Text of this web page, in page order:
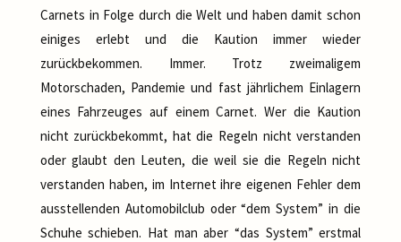
Carnets in Folge durch die Welt und haben damit schon
einiges erlebt und die Kaution immer wieder
zurückbekommen. Immer. Trotz zweimaligem
Motorschaden, Pandemie und fast jährlichem Einlagern
eines Fahrzeuges auf einem Carnet. Wer die Kaution
nicht zurückbekommt, hat die Regeln nicht verstanden
oder glaubt den Leuten, die weil sie die Regeln nicht
verstanden haben, im Internet ihre eigenen Fehler dem
ausstellenden Automobilclub oder “dem System” in die
Schuhe schieben. Hat man aber “das System” erstmal